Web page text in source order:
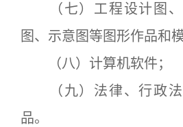
（七）工程设计图、
图、示意图等图形作品和
（八）计算机软件；
（九）法律、行政法
品。